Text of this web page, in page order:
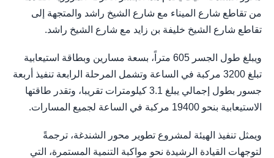
من تقاطع شارع الميناء مع شارع الشيخ راشد والمتجهة إلى
تقاطع شارع الشيخ خليفة بن زايد مع شارع الشيخ راشد.
ويبلغ طول الجسر 605 متراً، بسعة مسارين وبطاقة استيعابية
تبلغ 3200 مركبة في الساعة وتشمل المرحلة الرابعة تنفيذ أربعة
جسور بطول إجمالي يبلغ 3.1 كيلومترات تقريبا، وتقدر طاقتها
الاستيعابية بنحو 19400 مركبة في الساعة لجميع المسارات.
ويمثل تنفيذ الهيئة لمشروع تطوير محور الشندغة، ترجمةً
لتوجهات القيادة الرشيدة نحو مواكبة التنمية المستمرة، التي